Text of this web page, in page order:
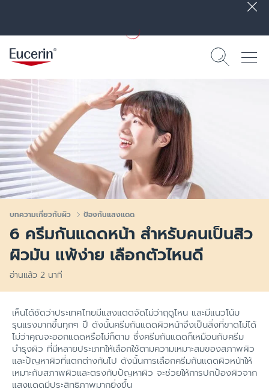
บทความเกี่ยวกับผิว ป้องกันแสงแดด
6 ครีมกันแดดหน้า สำหรับคนเป็นสิว
ผิวมัน แพ้ง่าย เลือกตัวไหนดี
อ่านแล้ว 2 นาที
เห็นได้ชัดว่าประเทศไทยมีแสงแดดจัดไม่ว่าฤดูไหน และมีแนวโน้ม
รุนแรงมากขึ้นทุกๆ ปี ดังนั้นครีมกันแดดผิวหน้าจึงเป็นสิ่งที่ขาดไม่ได้
ไม่ว่าคุณจะออกแดดหรือไม่ก็ตาม ซึ่งครีมกันแดดก็เหมือนกับครีม
บำรุงผิว ที่มีหลายประเภทให้เลือกใช้ตามความเหมาะสมของสภาพผิว
และปัญหาผิวที่แตกต่างกันไป ดังนั้นการเลือกครีมกันแดดผิวหน้าให้
เหมาะกับสภาพผิวและตรงกับปัญหาผิว จะช่วยให้การปกป้องผิวจาก
แสงแดดมีประสิทธิภาพมากยิ่งขึ้น